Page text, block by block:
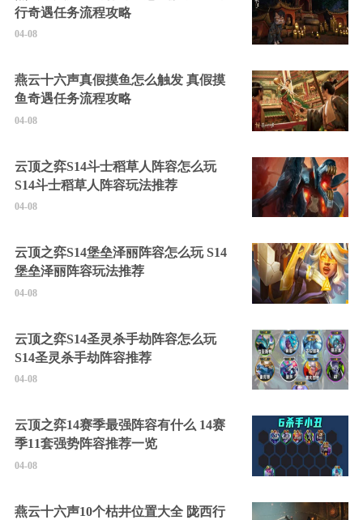
行奇遇任务流程攻略
04-08
燕云十六声真假摸鱼怎么触发 真假摸
鱼奇遇任务流程攻略
04-08
云顶之弈S14斗士稻草人阵容怎么玩
S14斗士稻草人阵容玩法推荐
04-08
云顶之弈S14堡垒泽丽阵容怎么玩 S14
堡垒泽丽阵容玩法推荐
04-08
云顶之弈S14圣灵杀手劫阵容怎么玩
S14圣灵杀手劫阵容推荐
04-08
云顶之弈14赛季最强阵容有什么 14赛
季11套强势阵容推荐一览
04-08
燕云十六声10个枯井位置大全 陇西行